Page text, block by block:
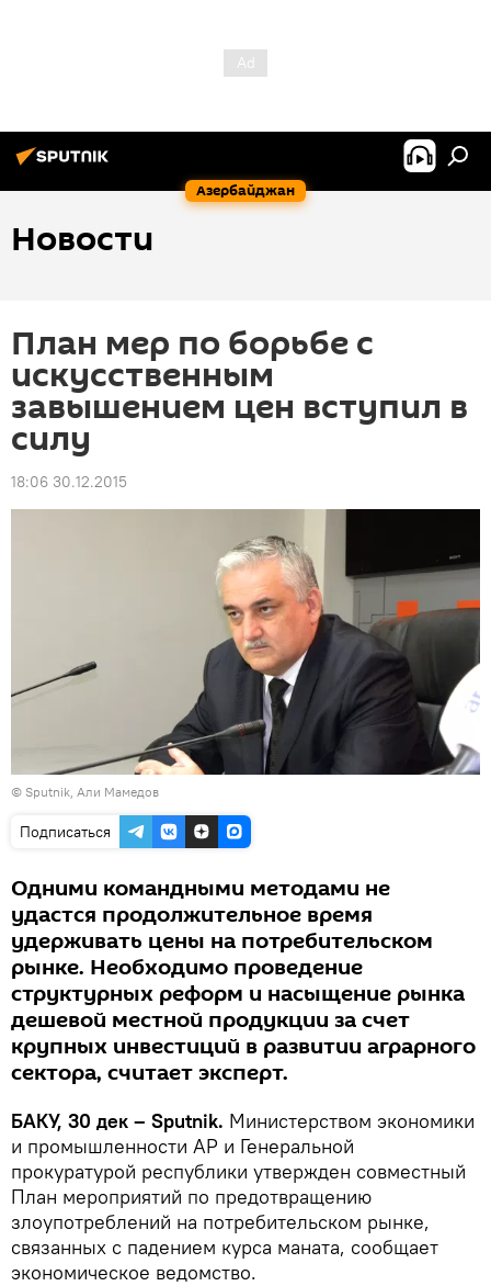
Азербайджан
Новости
План мер по борьбе с
искусственным
завышением цен вступил в
силу
18:06 30.12.2015
© Sputnik, Али Мамедов
Подписаться
Одними командными методами не
удастся продолжительное время
удерживать цены на потребительском
рынке. Необходимо проведение
структурных реформ и насыщение рынка
дешевой местной продукции за счет
крупных инвестиций в развитии аграрного
сектора, считает эксперт.
БАКУ, 30 дек – Sputnik. Министерством экономики
и промышленности АР и Генеральной
прокуратурой республики утвержден совместный
План мероприятий по предотвращению
злоупотреблений на потребительском рынке,
связанных с падением курса маната, сообщает
экономическое ведомство.